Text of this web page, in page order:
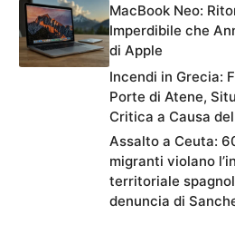
MacBook Neo:
Imperdibile che
di Apple
Incendi in Grecia:
Porte di Atene,
Critica a Causa
Assalto a Ceuta:
migranti violano
territoriale
denuncia di